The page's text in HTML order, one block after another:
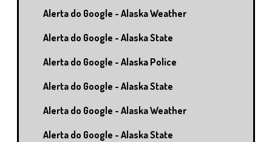
Alerta do Google - Alaska Weather
Alerta do Google - Alaska State
Alerta do Google - Alaska Police
Alerta do Google - Alaska State
Alerta do Google - Alaska Weather
Alerta do Google - Alaska State